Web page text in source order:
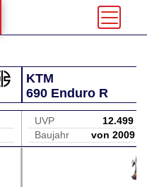
KTM
690 Enduro R
UVP
12.499 €
Baujahr
von 2009